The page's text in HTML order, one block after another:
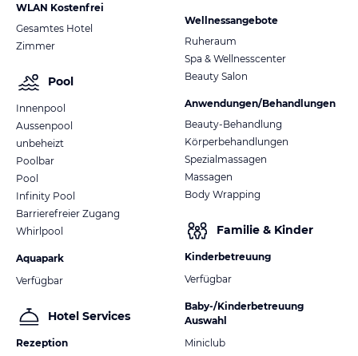
WLAN Kostenfrei
Gesamtes Hotel
Zimmer
Pool
Innenpool
Aussenpool
unbeheizt
Poolbar
Pool
Infinity Pool
Barrierefreier Zugang
Whirlpool
Aquapark
Verfügbar
Hotel Services
Rezeption
Wellnessangebote
Ruheraum
Spa & Wellnesscenter
Beauty Salon
Anwendungen/Behandlungen
Beauty-Behandlung
Körperbehandlungen
Spezialmassagen
Massagen
Body Wrapping
Familie & Kinder
Kinderbetreuung
Verfügbar
Baby-/Kinderbetreuung
Auswahl
Miniclub